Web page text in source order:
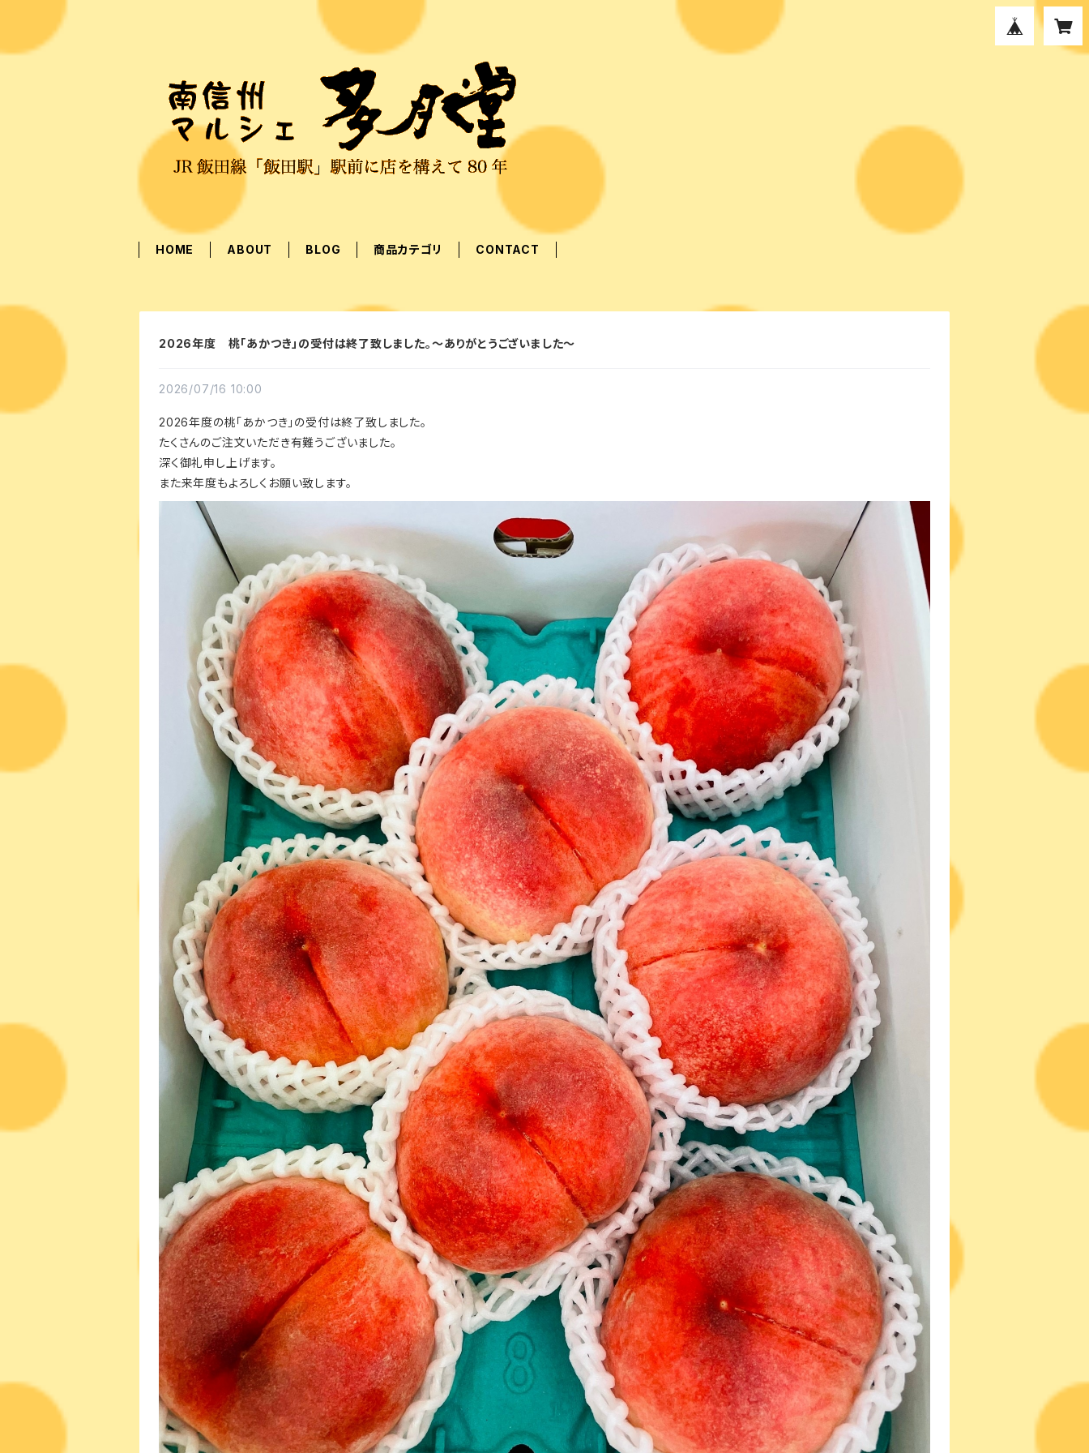
HOME ABOUT BLOG 商品カテゴリ CONTACT
2026年度 桃「あかつき」の受付は終了致しました。～ありがとうございました～
2026/07/16 10:00
2026年度の桃「あかつき」の受付は終了致しました。
たくさんのご注文いただき有難うございました。
深く御礼申し上げます。
また来年度もよろしくお願い致します。